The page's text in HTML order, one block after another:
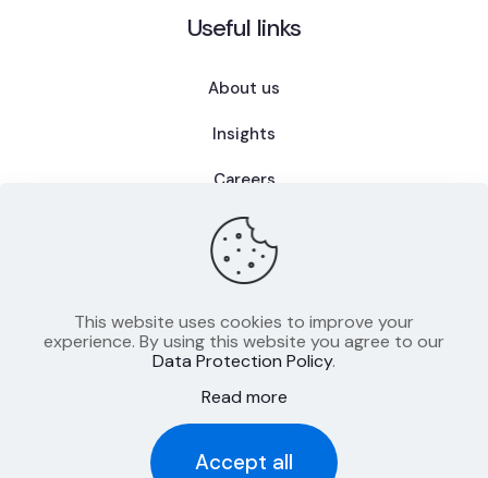
Useful links
About us
Insights
Careers
FAQ
Politique de confidentialité
Conditions d’utilisation
This website uses cookies to improve your
experience. By using this website you agree to our
Data Protection Policy.
Read more
Accept all